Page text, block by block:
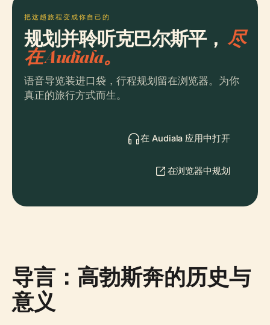
把这趟旅程变成你自己的
规划并聆听克巴尔斯平， 尽
在 Audiala。
语音导览装进口袋，行程规划留在浏览器。为你
真正的旅行方式而生。
在 Audiala 应用中打开
在浏览器中规划
导言：高勃斯奔的历史与
意义